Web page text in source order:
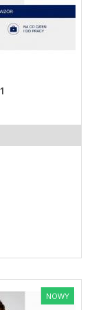
NOWY